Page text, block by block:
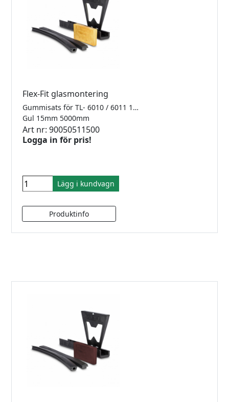
Flex-Fit glasmontering
Gummisats för TL- 6010 / 6011 1.0kN Finns i 2500mm, 5000mm samt 25meter
Gul 15mm 5000mm
Art nr: 90050511500
Logga in för pris!
Lägg i kundvagn